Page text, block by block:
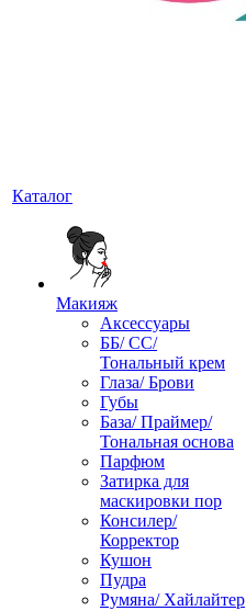
Каталог
Макияж
Аксессуары
ББ/ СС/
Тональный крем
Глаза/ Брови
Губы
База/ Праймер/
Тональная основа
Парфюм
Затирка для
маскировки пор
Консилер/
Корректор
Кушон
Пудра
Румяна/ Хайлайтер